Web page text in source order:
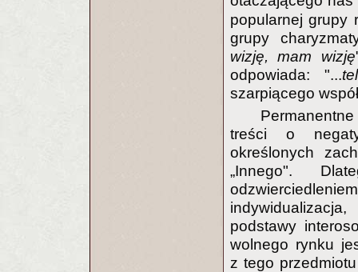
popularnej grupy
grupy
wizję, mam wizję
odpowiada: "...
szarpiącego
treści o
określonych
„Innego".
podstawy
wolnego rynku
z tego